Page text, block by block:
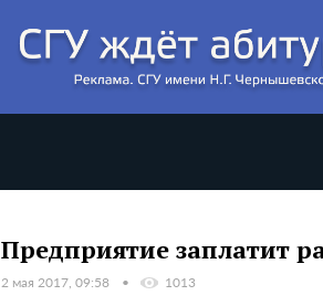
Предприятие заплатит
2 мая 2017, 09:58 1013